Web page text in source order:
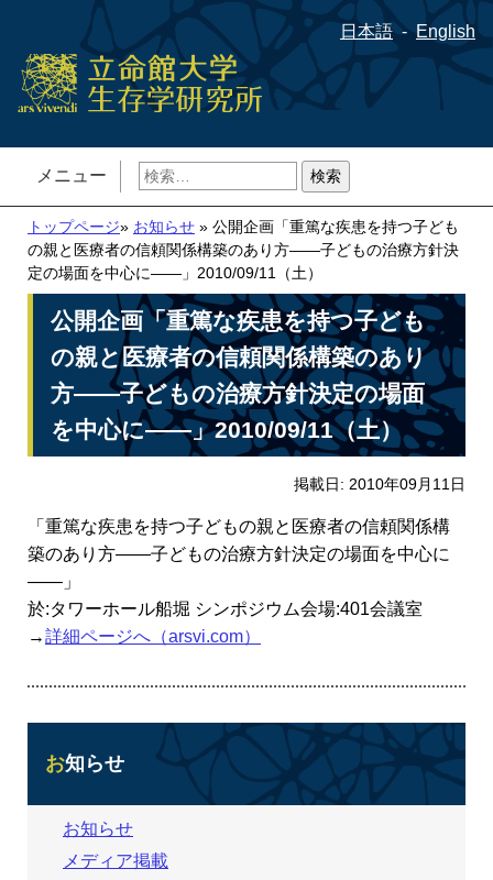
日本語 English
メニュー
検
索:
トップページ» お知らせ » 公開企画「重篤な疾患を持つ子ども
の親と医療者の信頼関係構築のあり方――子どもの治療方針決
定の場面を中心に――」2010/09/11（土）
公開企画「重篤な疾患を持つ子ども
の親と医療者の信頼関係構築のあり
方――子どもの治療方針決定の場面
を中心に――」2010/09/11（土）
掲載日: 2010年09月11日
「重篤な疾患を持つ子どもの親と医療者の信頼関係構
築のあり方――子どもの治療方針決定の場面を中心に
――」
於:タワーホール船堀 シンポジウム会場:401会議室
→詳細ページへ（arsvi.com）
お知らせ
お知らせ
メディア掲載